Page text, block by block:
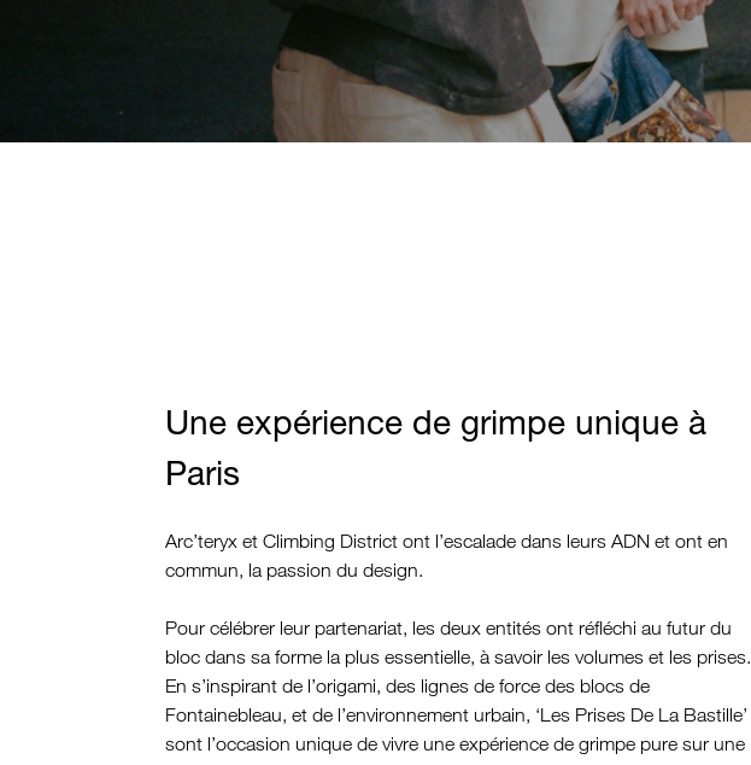
Une expérience de grimpe unique à
Paris
Arc’teryx et Climbing District ont l’escalade dans leurs ADN et ont en
commun, la passion du design.
Pour célébrer leur partenariat, les deux entités ont réfléchi au futur du
bloc dans sa forme la plus essentielle, à savoir les volumes et les prises.
En s’inspirant de l’origami, des lignes de force des blocs de
Fontainebleau, et de l’environnement urbain, ‘Les Prises De La Bastille’
sont l’occasion unique de vivre une expérience de grimpe pure sur une